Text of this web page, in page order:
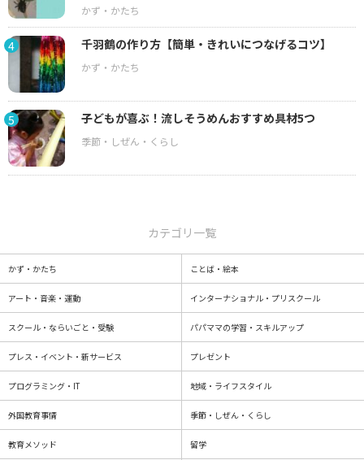
4 千羽鶴の作り方【簡単・きれいにつなげるコツ】
5 子どもが喜ぶ！流しそうめんおすすめ具材5つ
カテゴリ一覧
かず・かたち ことば・絵本
アート・音楽・運動 インターナショナル・プリスクール
スクール・ならいごと・受験 パパママの学習・スキルアップ
プレス・イベント・新サービス プレゼント
プログラミング・IT 地域・ライフスタイル
外国教育事情 季節・しぜん・くらし
教育メソッド 留学